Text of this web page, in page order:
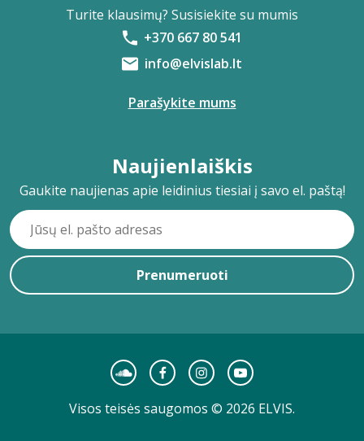
Turite klausimų? Susisiekite su mumis
+370 667 80 541
info@elvislab.lt
Parašykite mums
Naujienlaiškis
Gaukite naujienas apie leidinius tiesiai į savo el. paštą!
Prenumeruoti
Visos teisės saugomos © 2026 ELVIS.